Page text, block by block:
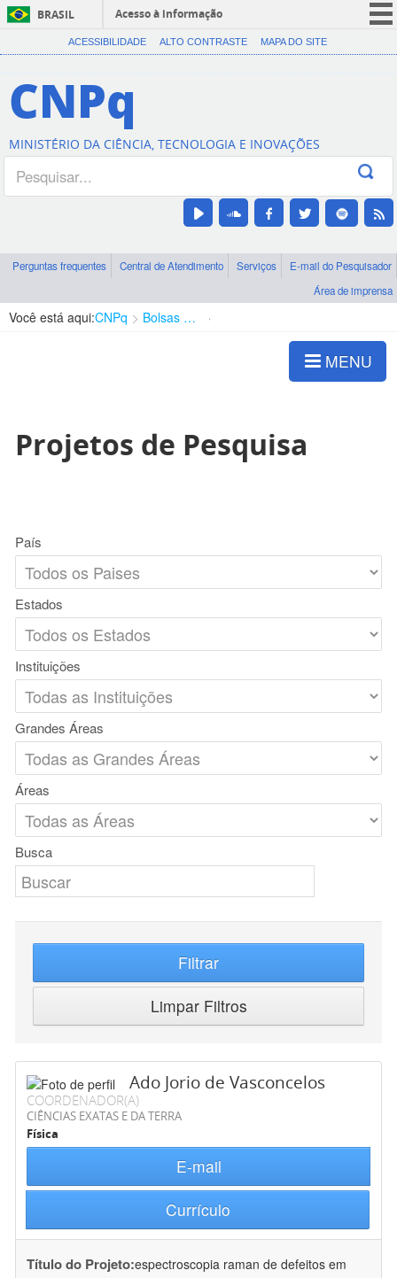
BRASIL
Acesso à informação
CORONAVÍRUS (COVID-19)
Canais
ACESSIBILIDADE ALTO CONTRASTE MAPA DO SITE
CNPq
MINISTÉRIO DA CIÊNCIA, TECNOLOGIA E INOVAÇÕES
Perguntas frequentes Central de Atendimento Serviços
E-mail do Pesquisador
Área de imprensa
Você está aqui:CNPq Bolsas e Auxílios Vigentes
MENU
Projetos de Pesquisa
País
Estados
Instituições
Grandes Áreas
Áreas
Busca
Filtrar
Limpar Filtros
Ado Jorio de Vasconcelos
COORDENADOR(A)
CIÊNCIAS EXATAS E DA TERRA
Física
E-mail
Currículo
Título do Projeto:espectroscopia raman de defeitos em